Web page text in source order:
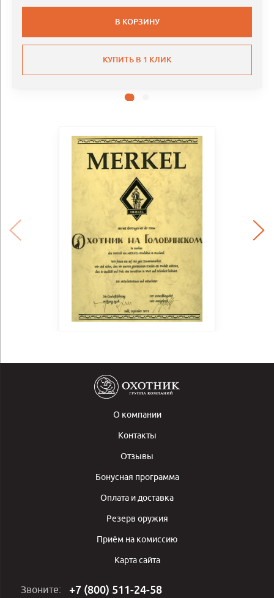
В КОРЗИНУ
КУПИТЬ В 1 КЛИК
О компании
Контакты
Отзывы
Бонусная программа
Оплата и доставка
Резерв оружия
Приём на комиссию
Карта сайта
Звоните: +7 (800) 511-24-58